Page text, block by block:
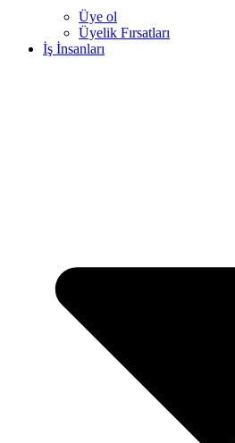
Üye ol
Üyelik Fırsatları
İş İnsanları